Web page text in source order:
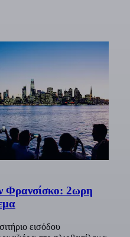
Φρανσίσκο: 2ωρη
εισόδου